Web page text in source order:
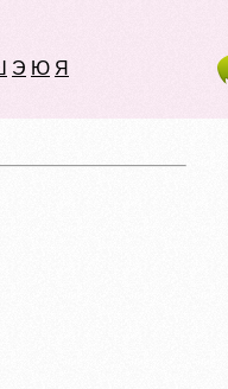
Э Ю Я